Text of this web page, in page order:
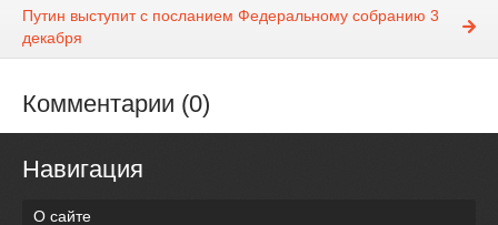
Путин выступит с посланием Федеральному собранию 3
декабря
Комментарии (0)
Навигация
О сайте